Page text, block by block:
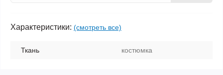
Характеристики: (смотреть все)
Ткань костюмка